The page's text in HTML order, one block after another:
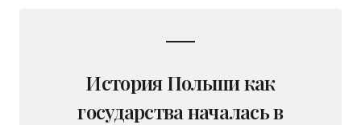
История Польши как
государства началась в